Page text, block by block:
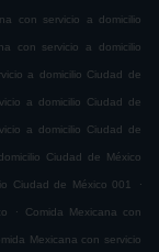
con servicio a domicilio
con servicio a domicilio
a domicilio Ciudad de
a domicilio Ciudad de
a domicilio Ciudad de
Ciudad de México
Ciudad de México 001 .
. Comida Mexicana con
Mexicana con servicio